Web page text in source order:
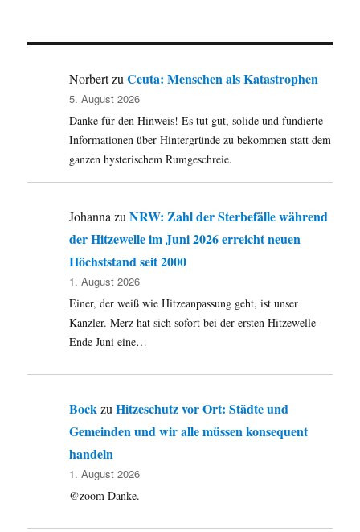
NorbertzuCeuta: Menschen als Katastrophen
5. August 2026
Danke für den Hinweis! Es tut gut, solide und fundierte
Informationen über Hintergründe zu bekommen statt dem
ganzen hysterischem Rumgeschreie.
Johanna zuNRW: Zahl der Sterbefälle während
der Hitzewelle im Juni 2026 erreicht neuen
Höchststand seit 2000
1. August 2026
Einer, der weiß wie Hitzeanpassung geht, ist unser
Kanzler. Merz hat sich sofort bei der ersten Hitzewelle
Ende Juni eine…
BockzuHitzeschutz vor Ort: Städte und
Gemeinden und wir alle müssen konsequent
handeln
1. August 2026
@zoom Danke.